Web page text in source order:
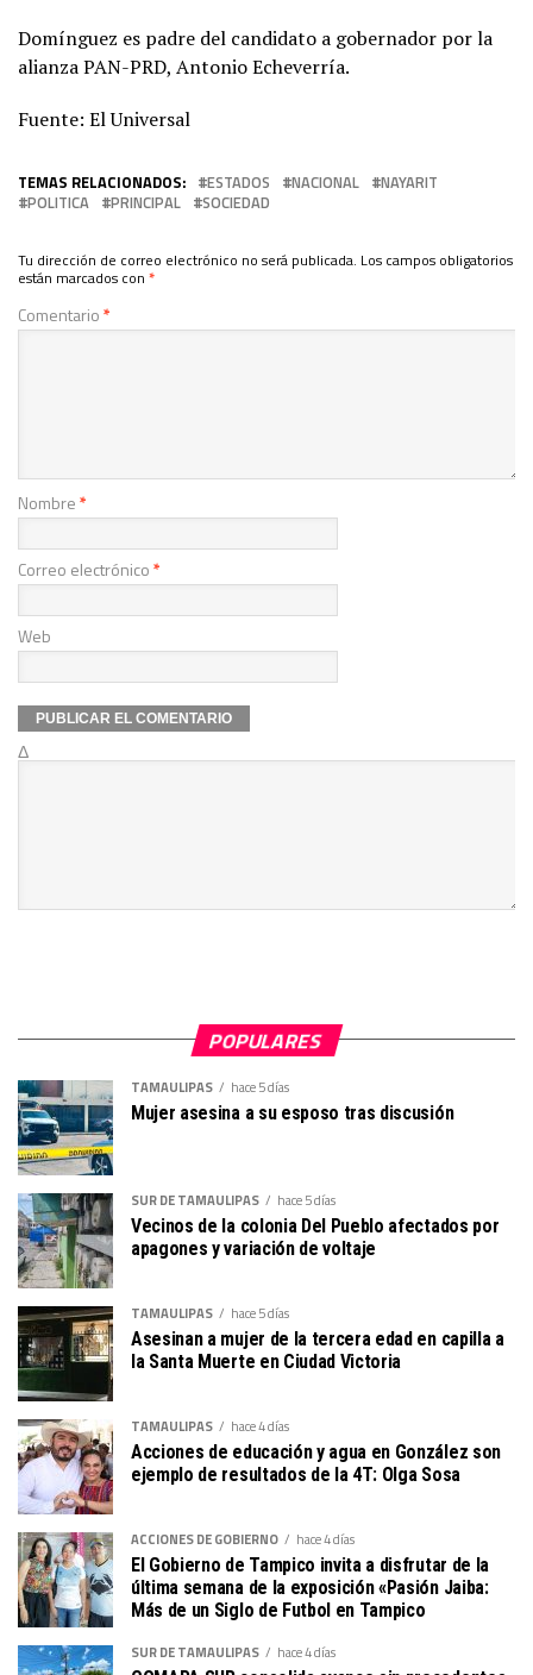
Domínguez es padre del candidato a gobernador por la
alianza PAN-PRD, Antonio Echeverría.
Fuente: El Universal
TEMAS RELACIONADOS: ESTADOS NACIONAL
NAYARIT
POLITICA
PRINCIPAL SOCIEDAD
Tu dirección de correo electrónico no será publicada. Los campos obligatorios
están marcados con *
Comentario*
Nombre*
Correo electrónico*
Web
Δ
POPULARES
TAMAULIPAS hace 5 días
Mujer asesina a su esposo tras discusión
SUR DE TAMAULIPAS hace 5 días
Vecinos de la colonia Del Pueblo afectados por
apagones y variación de voltaje
TAMAULIPAS hace 5 días
Asesinan a mujer de la tercera edad en capilla a
la Santa Muerte en Ciudad Victoria
TAMAULIPAS hace 4 días
Acciones de educación y agua en González son
ejemplo de resultados de la 4T: Olga Sosa
ACCIONES DE GOBIERNO hace 4 días
El Gobierno de Tampico invita a disfrutar de la
última semana de la exposición «Pasión Jaiba:
Más de un Siglo de Futbol en Tampico
SUR DE TAMAULIPAS hace 4 días